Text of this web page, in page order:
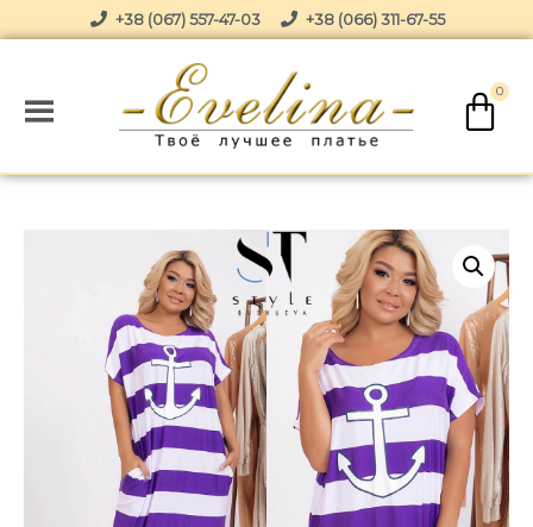
+38 (067) 557-47-03 +38 (066) 311-67-55